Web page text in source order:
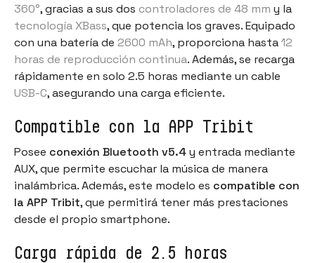
360°, gracias a sus dos controladores de 48 mm y la
tecnología XBass, que potencia los graves. Equipado
con una batería de 2600 mAh, proporciona hasta12
horas de reproducción continua. Además, se recarga
rápidamente en solo 2.5 horas mediante un cable
USB-C, asegurando una carga eficiente.
Compatible con la APP Tribit
Posee conexión Bluetooth v5.4y entrada mediante
AUX, que permite escuchar la música de manera
inalámbrica. Además, este modelo es compatible con
la APP Tribit, que permitirá tener más prestaciones
desde el propio smartphone.
Carga rápida de 2.5 horas